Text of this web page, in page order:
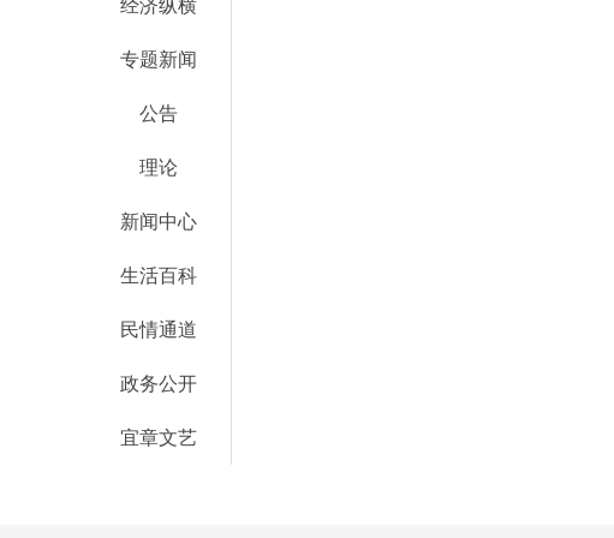
经济纵横
专题新闻
公告
理论
新闻中心
生活百科
民情通道
政务公开
宜章文艺